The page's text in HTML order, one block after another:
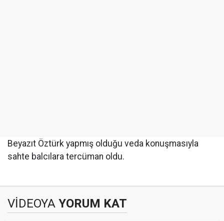
Beyazıt Öztürk yapmış olduğu veda konuşmasıyla
sahte balcılara tercüman oldu.
VİDEOYA YORUM KAT